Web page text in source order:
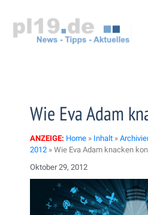
springen
Wie Eva Adam
ANZEIGE: Home » Inhalt »
2012 » Wie Eva Adam knacken
Oktober 29, 2012